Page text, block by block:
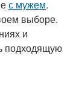
с мужем.
выборе.
и
подходящую